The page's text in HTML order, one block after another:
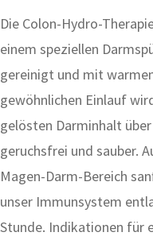
Die Colon-Hydro-
einem speziellen
gereinigt und mit
gewöhnlichen Einlauf
gelösten Darminhalt
geruchsfrei und sauber.
Magen-Darm-Bereich
unser Immunsystem
Stunde. Indikationen für